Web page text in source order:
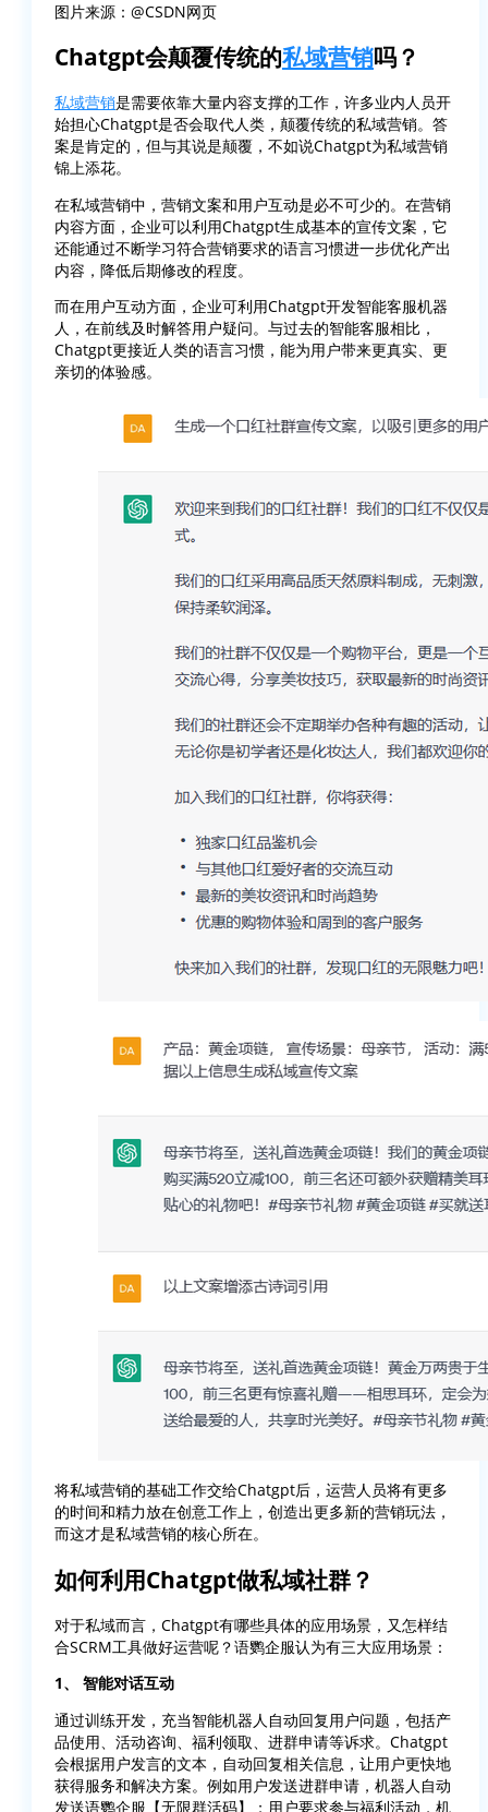
图片来源：@CSDN网页
Chatgpt会颠覆传统的私域营销吗？
私域营销是需要依靠大量内容支撑的工作，许多业内人员开
始担心Chatgpt是否会取代人类，颠覆传统的私域营销。答
案是肯定的，但与其说是颠覆，不如说Chatgpt为私域营销
锦上添花。
在私域营销中，营销文案和用户互动是必不可少的。在营销
内容方面，企业可以利用Chatgpt生成基本的宣传文案，它
还能通过不断学习符合营销要求的语言习惯进一步优化产出
内容，降低后期修改的程度。
而在用户互动方面，企业可利用Chatgpt开发智能客服机器
人，在前线及时解答用户疑问。与过去的智能客服相比，
Chatgpt更接近人类的语言习惯，能为用户带来更真实、更
亲切的体验感。
将私域营销的基础工作交给Chatgpt后，运营人员将有更多
的时间和精力放在创意工作上，创造出更多新的营销玩法，
而这才是私域营销的核心所在。
如何利用Chatgpt做私域社群？
对于私域而言，Chatgpt有哪些具体的应用场景，又怎样结
合SCRM工具做好运营呢？语鹦企服认为有三大应用场景：
1、 智能对话互动
通过训练开发，充当智能机器人自动回复用户问题，包括产
品使用、活动咨询、福利领取、进群申请等诉求。Chatgpt
会根据用户发言的文本，自动回复相关信息，让用户更快地
获得服务和解决方案。例如用户发送进群申请，机器人自动
发送语鹦企服【无限群活码】；用户要求参与福利活动，机